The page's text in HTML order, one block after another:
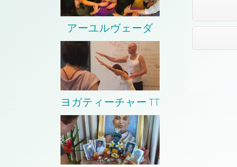
アーユルヴェーダ
ヨガティーチャー TT